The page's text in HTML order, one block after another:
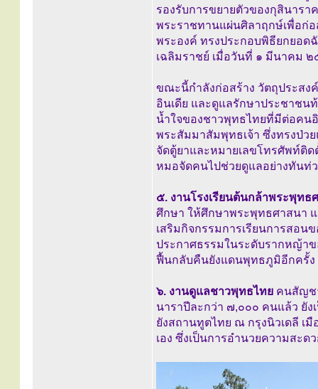
รองรับการขยายตัวของกุสินาร
พระราชทานแผ่นศิลาฤกษ์เพื่อก่อ
พระองค์ ทรงประกอบพิธียกยอด
เฉลิมราชย์ เมื่อวันที่ ๑ มีนาคม
ขณะนี้กำลังก่อสร้าง วัตถุประสง
อินเดีย และดูแลรักษาประชาชน
น้ำใจของชาวพุทธไทยที่มีต่อคน
พระสัมมาสัมพุทธเจ้า ซึ่งทรงป่ว
จัดตู้ยาและหมายเลขโทรศัพท์ติด
หมอจัดคนไปช่วยดูแลอย่างทันท่
๕. งานโรงเรียนต้นกล้าพระพุท
ศึกษา ให้ศึกษาพระพุทธศาสนา
เสริมกิจกรรมการเรียนการสอน
ประกาศธรรมในระดับรากหญ้า
ฟื้นกลับคืนยังแดนพุทธภูมิอีกครั้ง
๖. งานดูแลชาวพุทธไทย คนสัญช
นาราปีละกว่า ๗,๐๐๐ คนแล้ว ยัง
ยังสถานทูตไทย ณ กรุงนิวเดลี เมื
เอง ซึ่งเป็นการอำนวยความสะด